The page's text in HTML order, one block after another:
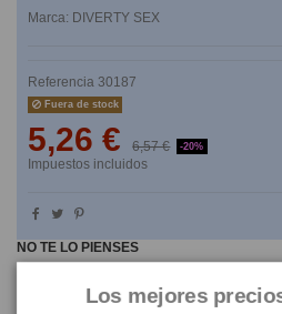
Marca: DIVERTY SEX
Referencia 30187
Fuera de stock
5,26 € 6,57 € -20%
Impuestos incluidos
NO TE LO PIENSES
Los mejores